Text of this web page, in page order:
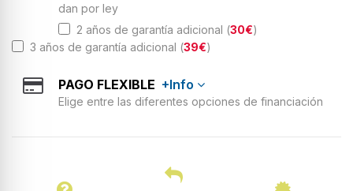
dan por ley
2 años de garantía adicional (30€)
3 años de garantía adicional (39€)
PAGO FLEXIBLE +Info
Elige entre las diferentes opciones de financiación